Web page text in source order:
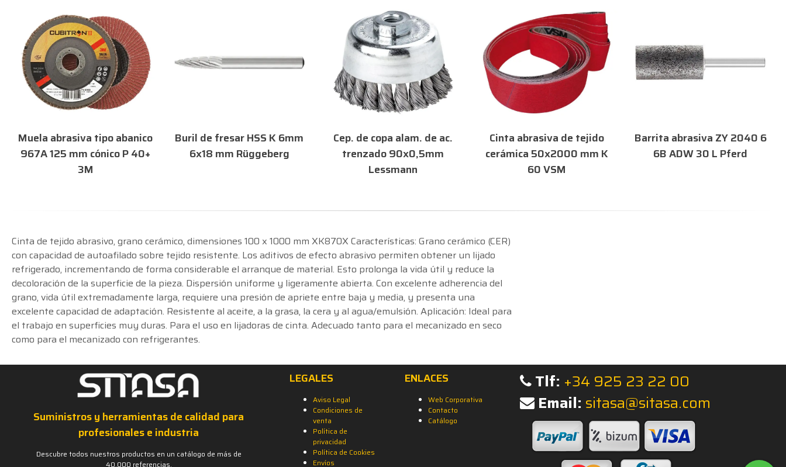
Muela abrasiva tipo abanico
967A 125 mm cónico P 40+
3M
Buril de fresar HSS K 6mm
6x18 mm Rüggeberg
Cep. de copa alam. de ac.
trenzado 90x0,5mm
Lessmann
Cinta abrasiva de tejido
cerámica 50x2000 mm K
60 VSM
Barrita abrasiva ZY 2040 6
6B ADW 30 L Pferd
Cinta de tejido abrasivo, grano cerámico, dimensiones 100 x 1000 mm XK870X Características: Grano cerámico (CER)
con capacidad de autoafilado sobre tejido resistente. Los aditivos de efecto abrasivo permiten obtener un lijado
refrigerado, incrementando de forma considerable el arranque de material. Esto prolonga la vida útil y reduce la
decoloración de la superficie de la pieza. Dispersión uniforme y ligeramente abierta. Con excelente adherencia del
grano, vida útil extremadamente larga, requiere una presión de apriete entre baja y media, y presenta una
excelente capacidad de adaptación. Resistente al aceite, a la grasa, la cera y al agua/emulsión. Aplicación: Ideal para
el trabajo en superficies muy duras. Para el uso en lijadoras de cinta. Adecuado tanto para el mecanizado en seco
como para el mecanizado con refrigerantes.
Suministros y herramientas de calidad para
profesionales e industria
Descubre todos nuestros productos en un catálogo de más de
40.000 referencias.
LEGALES
Aviso Legal
Condiciones de
venta
Política de
privacidad
Política de Cookies
Envíos
ENLACES
Web Corporativa
Contacto
Catálogo
Tlf: +34 925 23 22 00
Email: sitasa@sitasa.com